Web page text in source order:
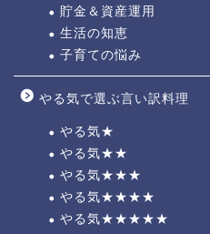
貯金＆資産運用
生活の知恵
子育ての悩み
やる気で選ぶ言い訳料理
やる気★
やる気★★
やる気★★★
やる気★★★★
やる気★★★★★